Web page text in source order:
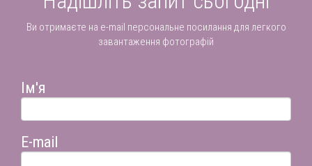
Ви отримаєте на e-mail персональне посилання для легкого
завантаження фотографій
Ім'я
E-mail